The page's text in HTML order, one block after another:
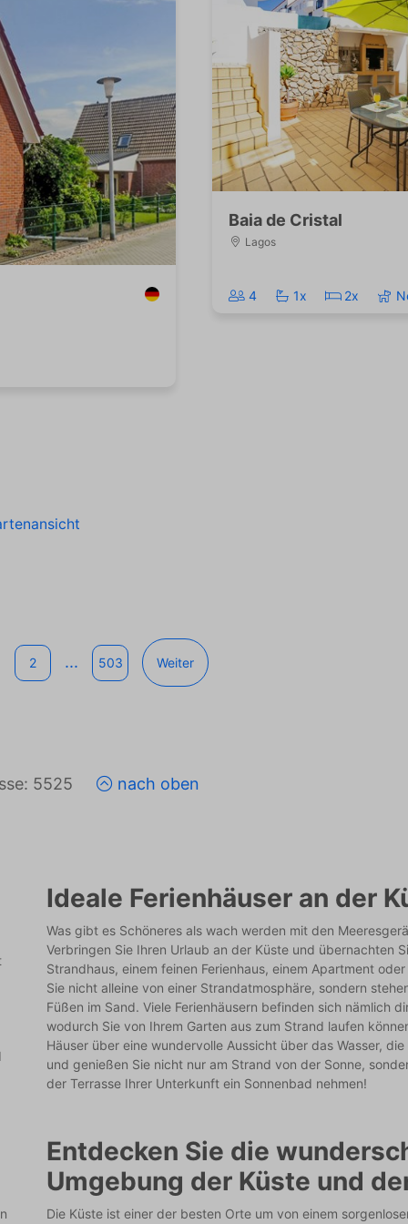
Baia de Cristal
Lagos
4 1x 2x
2 ... 503 Weiter
5525 nach oben
Ideale Ferienhäuser an der
Was gibt es Schöneres als wach werden mit den
Verbringen Sie Ihren Urlaub an der Küste und übernachten
Strandhaus, einem feinen Ferienhaus, einem Apartment
Sie nicht alleine von einer Strandatmosphäre, sondern
Füßen im Sand. Viele Ferienhäusern befinden sich nämlich
wodurch Sie von Ihrem Garten aus zum Strand laufen
Häuser über eine wundervolle Aussicht über das Wasser,
und genießen Sie nicht nur am Strand von der Sonne,
der Terrasse Ihrer Unterkunft ein Sonnenbad nehmen!
Entdecken Sie die
Umgebung der Küste und
Die Küste ist einer der besten Orte um von einem